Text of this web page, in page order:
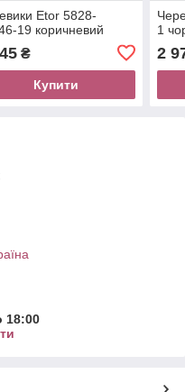
Etor 5828-
19 коричневий
₴
Купити
1
2
18:00